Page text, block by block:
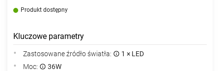
Produkt dostępny
Kluczowe parametry
Zastosowane źródło światła:
1 × LED
Moc:
36W